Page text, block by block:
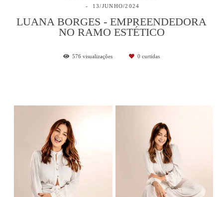
13/JUNHO/2024
LUANA BORGES - EMPREENDEDORA
NO RAMO ESTÉTICO
576 visualizações 0 curtidas